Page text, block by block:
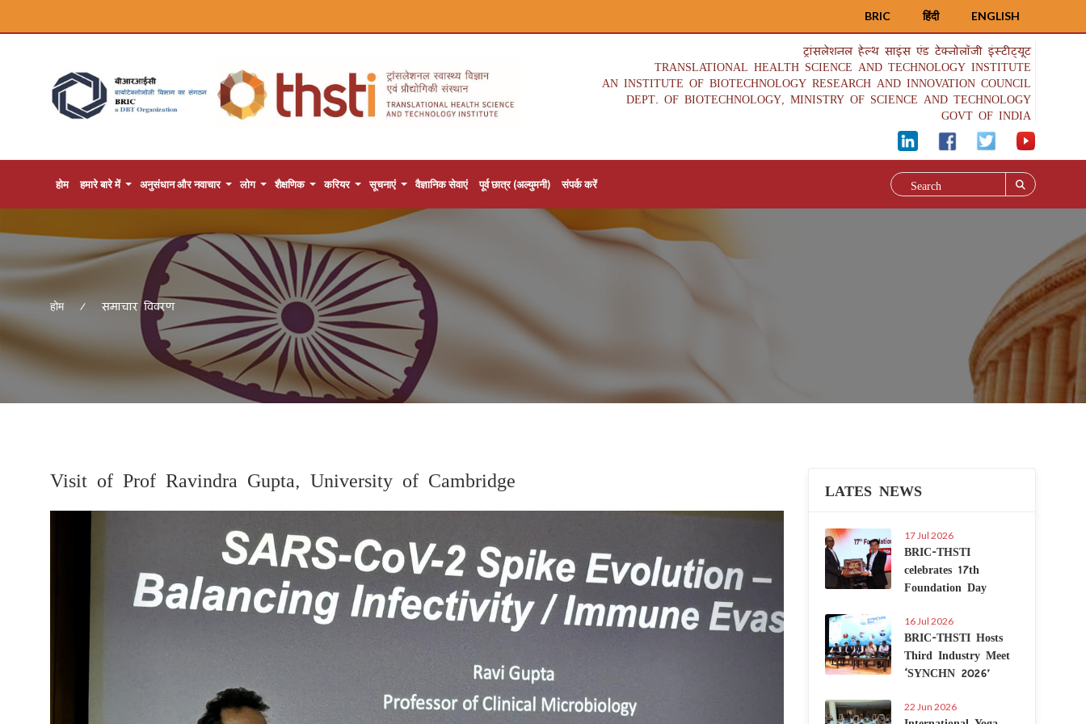
ENGLISH
हिंदी
BRIC
ट्रांसलेशनल हेल्थ साइंस एंड टेक्नोलॉजी इंस्टीट्यूट
TRANSLATIONAL HEALTH SCIENCE AND TECHNOLOGY INSTITUTE
AN INSTITUTE OF BIOTECHNOLOGY RESEARCH AND INNOVATION COUNCIL
DEPT. OF BIOTECHNOLOGY, MINISTRY OF SCIENCE AND TECHNOLOGY
GOVT OF INDIA
होम हमारे बारे में अनुसंधान और नवाचार लोग शैक्षणिक करियर सूचनाएं वैज्ञानिक सेवाएं पूर्व छात्र (अल्युमनी) संपर्क करें
होम समाचार विवरण
Visit of Prof Ravindra Gupta, University of Cambridge
Next
LATES NEWS
17 Jul 2026
BRIC-THSTI
celebrates 17th
Foundation Day
16 Jul 2026
BRIC-THSTI Hosts
Third Industry Meet
‘SYNCHN 2026’
22 Jun 2026